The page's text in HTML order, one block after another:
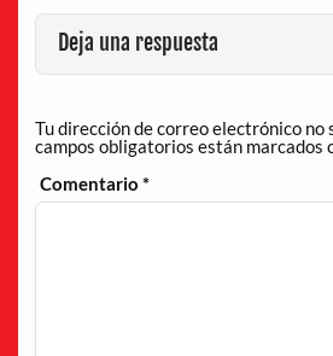
Deja una respuesta
Tu dirección de correo electrónico no
campos obligatorios están marcados
Comentario*